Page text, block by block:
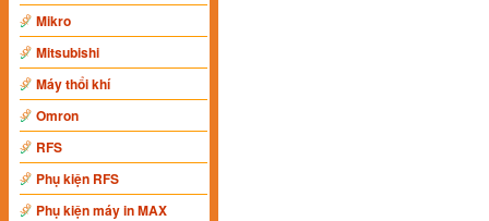
Mikro
Mitsubishi
Máy thổi khí
Omron
RFS
Phụ kiện RFS
Phụ kiện máy in MAX